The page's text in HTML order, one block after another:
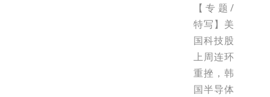
【专题/
特写】美
国科技股
上周连环
重挫，韩
国半导体